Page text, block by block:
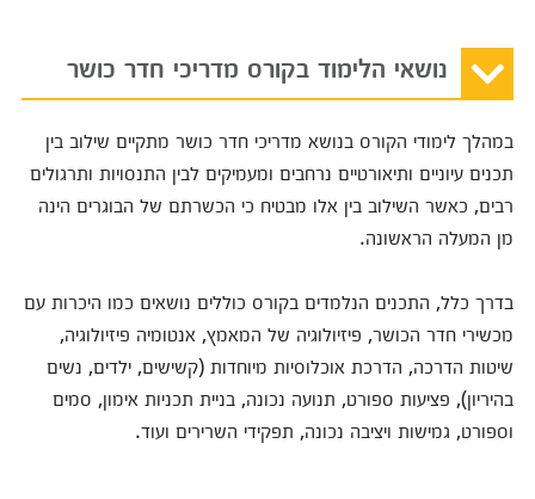
נושאי הלימוד בקורס מדריכי חדר כושר
במהלך לימודי הקורס בנושא מדריכי חדר כושר מתקיים שילוב בין
תכנים עיוניים ותיאורטיים נרחבים ומעמיקים לבין התנסויות ותרגולים
רבים, כאשר השילוב בין אלו מבטיח כי הכשרתם של הבוגרים הינה
מן המעלה הראשונה.
בדרך כלל, התכנים הנלמדים בקורס כוללים נושאים כמו היכרות עם
מכשירי חדר הכושר, פיזיולוגיה של המאמץ, אנטומיה פיזיולוגיה,
שיטות הדרכה, הדרכת אוכלוסיות מיוחדות (קשישים, ילדים, נשים
בהיריון), פציעות ספורט, תנועה נכונה, בניית תכניות אימון, סמים
וספורט, גמישות ויציבה נכונה, תפקידי השרירים ועוד.